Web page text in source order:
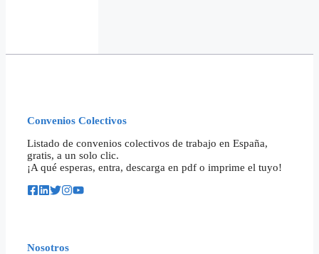
Convenios Colectivos
Listado de convenios colectivos de trabajo en España,
gratis, a un solo clic.
¡A qué esperas, entra, descarga en pdf o imprime el tuyo!
Nosotros